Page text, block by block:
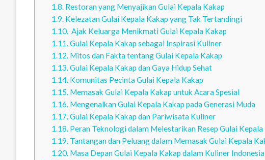
1.8.Restoran yang Menyajikan Gulai Kepala Kakap
1.9.Kelezatan Gulai Kepala Kakap yang Tak Tertandingi
1.10.Ajak Keluarga Menikmati Gulai Kepala Kakap
1.11.Gulai Kepala Kakap sebagai Inspirasi Kuliner
1.12.Mitos dan Fakta tentang Gulai Kepala Kakap
1.13.Gulai Kepala Kakap dan Gaya Hidup Sehat
1.14.Komunitas Pecinta Gulai Kepala Kakap
1.15.Memasak Gulai Kepala Kakap untuk Acara Spesial
1.16.Mengenalkan Gulai Kepala Kakap pada Generasi Muda
1.17.Gulai Kepala Kakap dan Pariwisata Kuliner
1.18.Peran Teknologi dalam Melestarikan Resep Gulai Kepala
1.19.Tantangan dan Peluang dalam Memasak Gulai Kepala
1.20.Masa Depan Gulai Kepala Kakap dalam Kuliner Indonesia